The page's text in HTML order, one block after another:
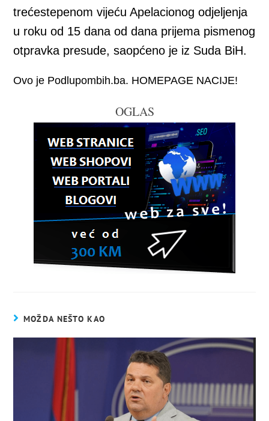
trećestepenom vijeću Apelacionog odjeljenja
u roku od 15 dana od dana prijema pismenog
otpravka presude, saopćeno je iz Suda BiH.
Ovo je Podlupombih.ba. HOMEPAGE NACIJE!
OGLAS
MOŽDA NEŠTO KAO